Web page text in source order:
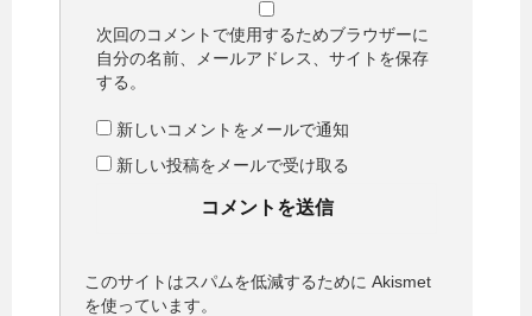
次回のコメントで使用するためブラウザーに
自分の名前、メールアドレス、サイトを保存
する。
新しいコメントをメールで通知
新しい投稿をメールで受け取る
このサイトはスパムを低減するために Akismet
を使っています。